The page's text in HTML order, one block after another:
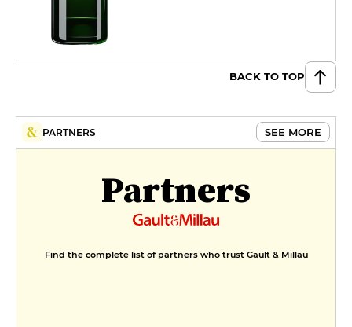
BACK TO TOP
PARTNERS SEE MORE
Partners
Find the complete list of partners who trust Gault & Millau